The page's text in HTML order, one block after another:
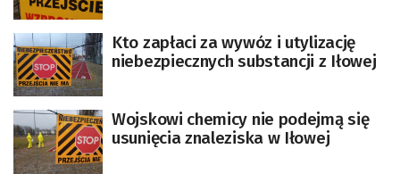
Kto zapłaci za wywóz i utylizację
niebezpiecznych substancji z Iłowej
Wojskowi chemicy nie podejmą się
usunięcia znaleziska w Iłowej